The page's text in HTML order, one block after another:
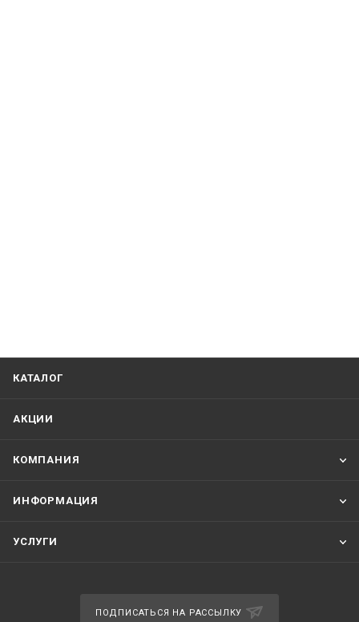
КАТАЛОГ
АКЦИИ
КОМПАНИЯ
ИНФОРМАЦИЯ
УСЛУГИ
ПОДПИСАТЬСЯ НА РАССЫЛКУ